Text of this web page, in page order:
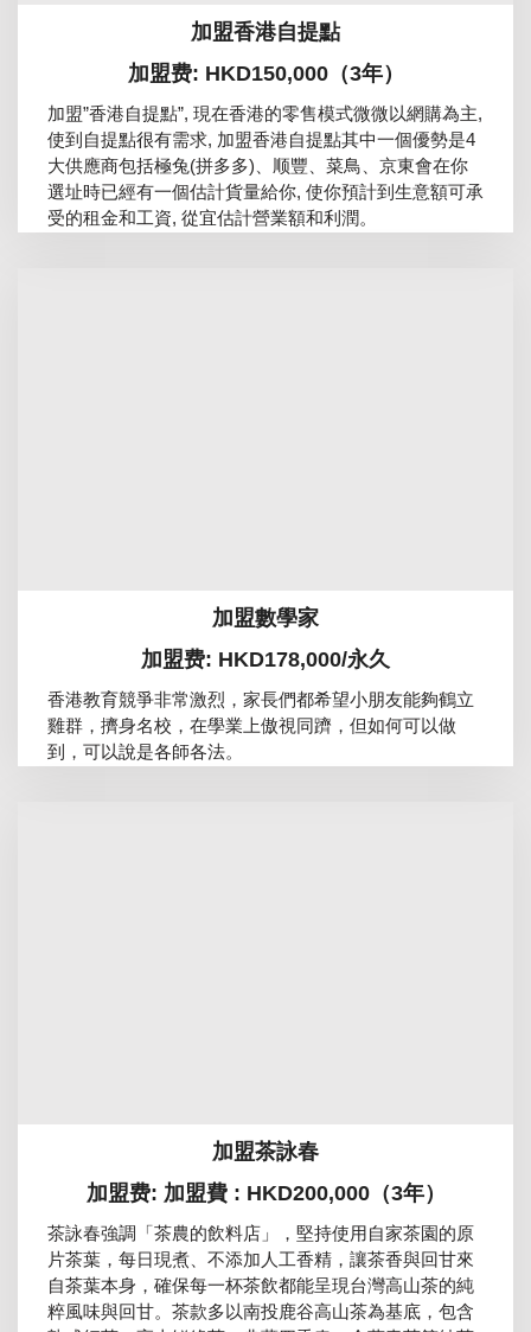
加盟香港自提點
加盟费: HKD150,000（3年）
加盟”香港自提點”, 現在香港的零售模式微微以網購為主,
使到自提點很有需求, 加盟香港自提點其中一個優勢是4
大供應商包括極兔(拼多多)、顺豐、菜鳥、京東會在你
選址時已經有一個估計貨量給你, 使你預計到生意額可承
受的租金和工資, 從宜估計營業額和利潤。
加盟數學家
加盟费: HKD178,000/永久
香港教育競爭非常激烈，家長們都希望小朋友能夠鶴立
雞群，擠身名校，在學業上傲視同躋，但如何可以做
到，可以說是各師各法。
加盟茶詠春
加盟费: 加盟費 : HKD200,000（3年）
茶詠春強調「茶農的飲料店」，堅持使用自家茶園的原
片茶葉，每日現煮、不添加人工香精，讓茶香與回甘來
自茶葉本身，確保每一杯茶飲都能呈現台灣高山茶的純
粹風味與回甘。茶款多以南投鹿谷高山茶為基底，包含